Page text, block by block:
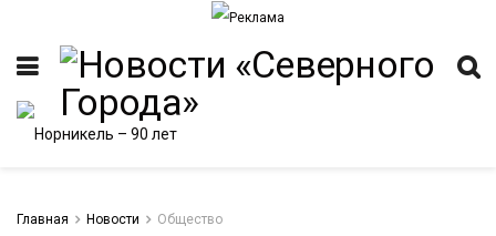
Главная Новости Общество